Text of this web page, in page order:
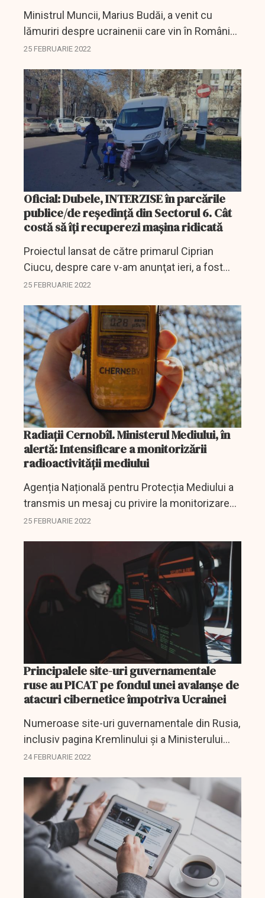
Ministrul Muncii, Marius Budăi, a venit cu
lămuriri despre ucrainenii care vin în România
din cauza războiului şi vor să munceasă la noi
25 FEBRUARIE 2022
Oficial: Dubele, INTERZISE în parcările
publice/de reşedinţă din Sectorul 6. Cât
costă să îţi recuperezi maşina ridicată
Proiectul lansat de către primarul Ciprian
Ciucu, despre care v-am anunţat ieri, a fost
adoptat.
25 FEBRUARIE 2022
Radiaţii Cernobîl. Ministerul Mediului, în
alertă: Intensificare a monitorizării
radioactivității mediului
Agenția Națională pentru Protecția Mediului a
transmis un mesaj cu privire la monitorizarea
radioactivității aerului, în contextul luptelor
25 FEBRUARIE 2022
Principalele site-uri guvernamentale
ruse au PICAT pe fondul unei avalanşe de
atacuri cibernetice împotriva Ucrainei
Numeroase site-uri guvernamentale din Rusia,
inclusiv pagina Kremlinului şi a Ministerului
Apărării, deconectate de la Internet.
24 FEBRUARIE 2022